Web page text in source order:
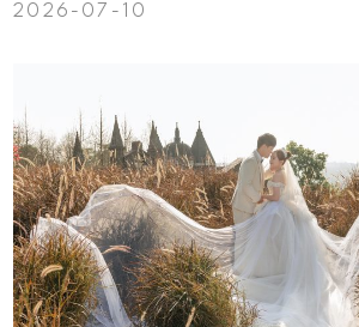
2026-07-10
123
Read More